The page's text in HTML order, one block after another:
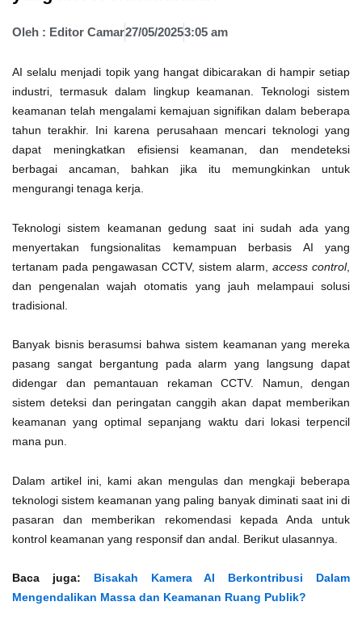
Oleh : Editor Camar27/05/20253:05 am
AI selalu menjadi topik yang hangat dibicarakan di hampir setiap
industri, termasuk dalam lingkup keamanan. Teknologi sistem
keamanan telah mengalami kemajuan signifikan dalam beberapa
tahun terakhir. Ini karena perusahaan mencari teknologi yang
dapat meningkatkan efisiensi keamanan, dan mendeteksi
berbagai ancaman, bahkan jika itu memungkinkan untuk
mengurangi tenaga kerja.
Teknologi sistem keamanan gedung saat ini sudah ada yang
menyertakan fungsionalitas kemampuan berbasis AI yang
tertanam pada pengawasan CCTV, sistem alarm, access control,
dan pengenalan wajah otomatis yang jauh melampaui solusi
tradisional.
Banyak bisnis berasumsi bahwa sistem keamanan yang mereka
pasang sangat bergantung pada alarm yang langsung dapat
didengar dan pemantauan rekaman CCTV. Namun, dengan
sistem deteksi dan peringatan canggih akan dapat memberikan
keamanan yang optimal sepanjang waktu dari lokasi terpencil
mana pun.
Dalam artikel ini, kami akan mengulas dan mengkaji beberapa
teknologi sistem keamanan yang paling banyak diminati saat ini di
pasaran dan memberikan rekomendasi kepada Anda untuk
kontrol keamanan yang responsif dan andal. Berikut ulasannya.
Baca juga: Bisakah Kamera AI Berkontribusi Dalam
Mengendalikan Massa dan Keamanan Ruang Publik?